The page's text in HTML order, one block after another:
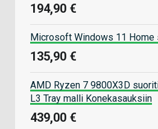
194,90 €
Microsoft Windows 11
135,90 €
AMD Ryzen 7 9800X3D
L3 Tray malli Konekasauksiin
439,00 €